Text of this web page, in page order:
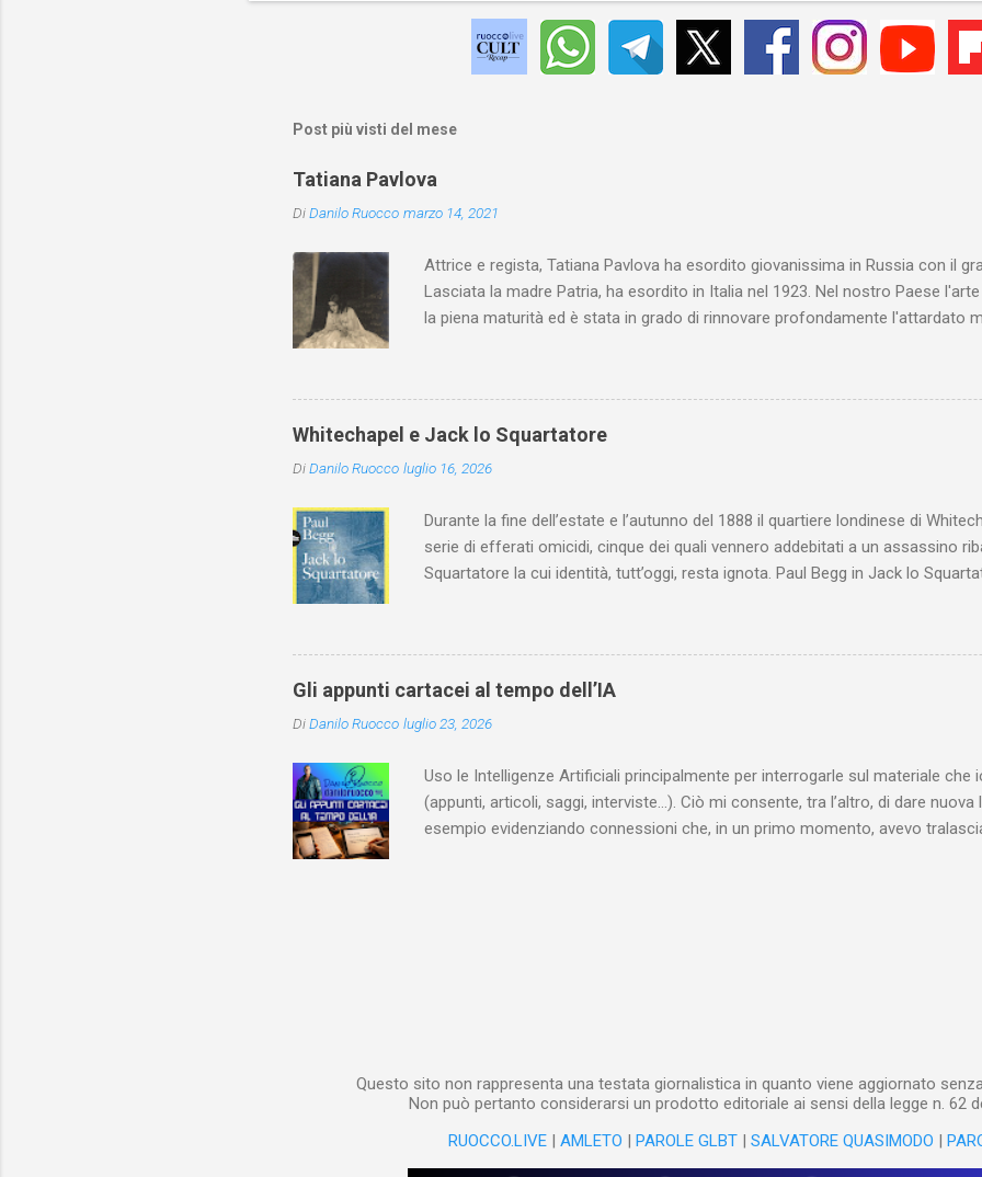
Post più visti del mese
Tatiana Pavlova
DiDanilo Ruocco marzo 14, 2021
Attrice e regista, Tatiana Pavlova ha esordito giovanissima in Russia con il
Lasciata la madre Patria, ha esordito in Italia nel 1923. Nel nostro Paese
la piena maturità ed è stata in grado di rinnovare profondamente l'attardato
Whitechapel e Jack lo Squartatore
DiDanilo Ruocco luglio 16, 2026
Durante la fine dell’estate e l’autunno del 1888 il quartiere londinese di
serie di efferati omicidi, cinque dei quali vennero addebitati a un assassino
Squartatore la cui identità, tutt’oggi, resta ignota. Paul Begg in Jack lo
dedica anche (e, in alcuni capitoli, soprattutto) a ricostruire la storia di
ricapitolare le lotte intestine al Ministero dell’Interno. Ne esce un quadro
l’architettura sociale dell'Inghilterra vittoriana era inverosimilmente classista,
classe dominante che non aveva alcun interesse nei confronti delle classi
interessata a sapere quali fossero le reali condizioni di vita delle persone che
Gli appunti cartacei al tempo dell’IA
DiDanilo Ruocco luglio 23, 2026
Uso le Intelligenze Artificiali principalmente per interrogarle sul materiale
(appunti, articoli, saggi, interviste…). Ciò mi consente, tra l’altro, di dare
esempio evidenziando connessioni che, in un primo momento, avevo
Notebook (già NotebookLM) e lo riempio con il materiale che ho già
Questo sito non rappresenta una testata giornalistica in quanto viene aggiornato
Non può pertanto considerarsi un prodotto editoriale ai sensi della legge n. 62
RUOCCO.LIVE| AMLETO | PAROLE GLBT| SALVATORE QUASIMODO |